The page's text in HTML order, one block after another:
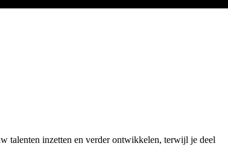
talenten inzetten en verder ontwikkelen, terwijl je deel